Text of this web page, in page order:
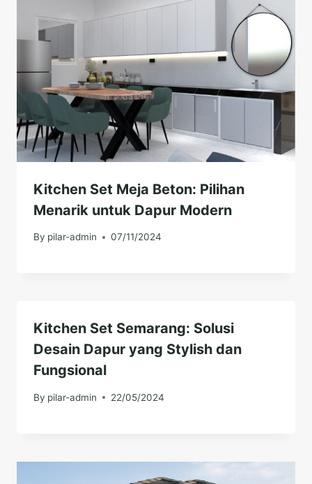
Kitchen Set Meja Beton: Pilihan
Menarik untuk Dapur Modern
By pilar-admin 07/11/2024
Kitchen Set Semarang: Solusi
Desain Dapur yang Stylish dan
Fungsional
By pilar-admin 22/05/2024